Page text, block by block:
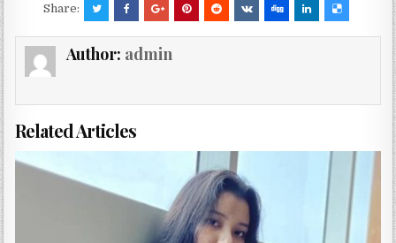
Share:
Author: admin
Related Articles